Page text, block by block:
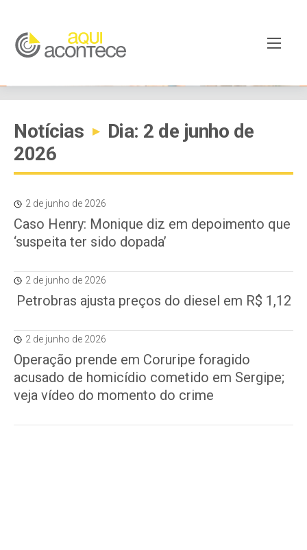
Notícias ▸
Dia: 2 de junho de
2026
2 de junho de 2026
Caso Henry: Monique diz em depoimento que
‘suspeita ter sido dopada’
2 de junho de 2026
Petrobras ajusta preços do diesel em R$ 1,12
2 de junho de 2026
Operação prende em Coruripe foragido
acusado de homicídio cometido em Sergipe;
veja vídeo do momento do crime